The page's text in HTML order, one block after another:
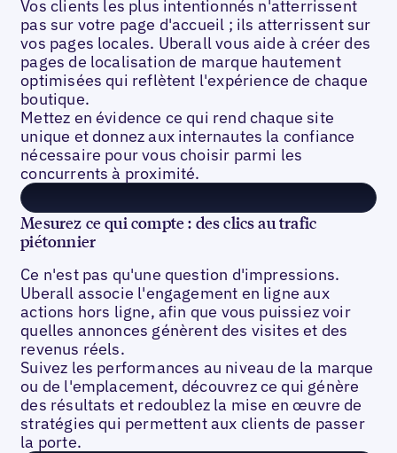
Vos clients les plus intentionnés n'atterrissent
pas sur votre page d'accueil ; ils atterrissent sur
vos pages locales. Uberall vous aide à créer des
pages de localisation de marque hautement
optimisées qui reflètent l'expérience de chaque
boutique.
Mettez en évidence ce qui rend chaque site
unique et donnez aux internautes la confiance
nécessaire pour vous choisir parmi les
concurrents à proximité.
Mesurez ce qui compte : des clics au trafic
piétonnier
Ce n'est pas qu'une question d'impressions.
Uberall associe l'engagement en ligne aux
actions hors ligne, afin que vous puissiez voir
quelles annonces génèrent des visites et des
revenus réels.
Suivez les performances au niveau de la marque
ou de l'emplacement, découvrez ce qui génère
des résultats et redoublez la mise en œuvre de
stratégies qui permettent aux clients de passer
la porte.